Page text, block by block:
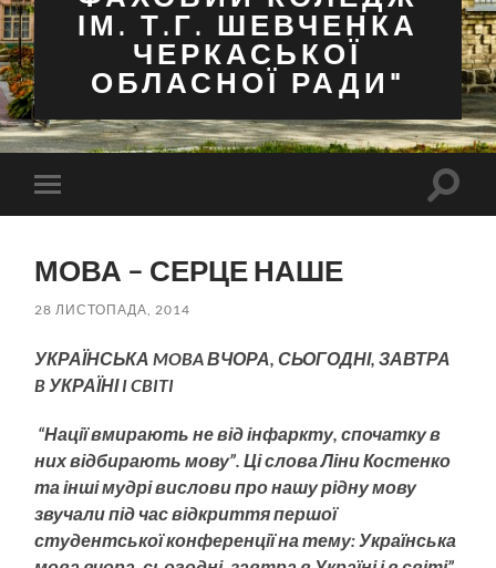
ІМ. Т.Г. ШЕВЧЕНКА
ЧЕРКАСЬКОЇ
ОБЛАСНОЇ РАДИ"
Перемкнути
мобільне
МОВА – СЕРЦЕ НАШЕ
28 ЛИСТОПАДА, 2014
УКРАЇНСЬКА MOBA ВЧОРА, СЬОГОДНІ, ЗАВТРА
B УКРАЇНІ I CBITI
“Нації вмирають не від інфаркту, спочатку в
них відбирають мову”. Ці слова Ліни Костенко
та інші мудрі вислови про нашу рідну мову
звучали під час відкриття першої
студентської конференції на тему: Українська